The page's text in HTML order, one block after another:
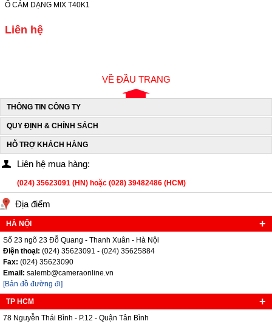
Ổ CẮM DẠNG MIX T40K1
Liên hệ
VỀ ĐẦU TRANG
THÔNG TIN CÔNG TY
QUY ĐỊNH & CHÍNH SÁCH
HỖ TRỢ KHÁCH HÀNG
Liên hệ mua hàng:
(024) 35623091 (HN) hoặc (028) 39482486 (HCM)
Địa điểm
HÀ NỘI
Số 23 ngõ 23 Đỗ Quang - Thanh Xuân - Hà Nội
Điện thoại: (024) 35623091 - (024) 35625884
Fax: (024) 35623090
Email: salemb@cameraonline.vn
[Bản đồ đường đi]
TP HCM
78 Nguyễn Thái Bình - P.12 - Quận Tân Bình